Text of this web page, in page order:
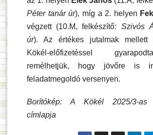
Péter tanár úr), míg a 2. helyen
végzett (10.M, felkészítő: Szivós
úr). Az értékes jutalmak mellett
Kökél-előfizetéssel
remélhetjük, hogy jövőre is
feladatmegoldó versenyen.
Borítókép: A Kökél 2025/3-as
címlapja